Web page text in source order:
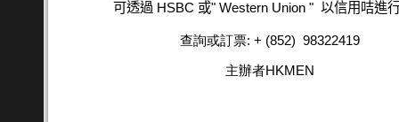
可透過 HSBC 或" Western Union " 以信用咭進
查詢或訂票: + (852) 98322419
主辦者HKMEN